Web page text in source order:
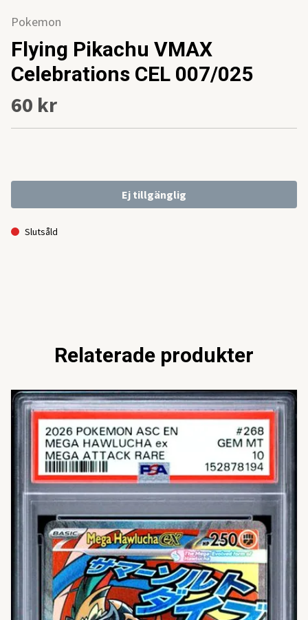
Pokemon
Flying Pikachu VMAX
Celebrations CEL 007/025
60 kr
Ej tillgänglig
Slutsåld
Relaterade produkter